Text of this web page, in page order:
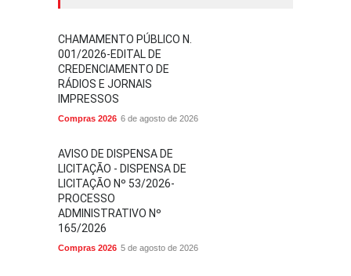
CHAMAMENTO PÚBLICO N.
001/2026-EDITAL DE
CREDENCIAMENTO DE
RÁDIOS E JORNAIS
IMPRESSOS
Compras 2026 6 de agosto de 2026
AVISO DE DISPENSA DE
LICITAÇÃO - DISPENSA DE
LICITAÇÃO Nº 53/2026-
PROCESSO
ADMINISTRATIVO Nº
165/2026
Compras 2026 5 de agosto de 2026